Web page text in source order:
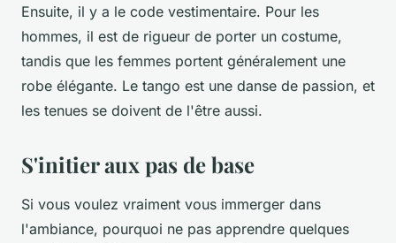
Ensuite, il y a le code vestimentaire. Pour les
hommes, il est de rigueur de porter un costume,
tandis que les femmes portent généralement une
robe élégante. Le tango est une danse de passion, et
les tenues se doivent de l'être aussi.
S'initier aux pas de base
Si vous voulez vraiment vous immerger dans
l'ambiance, pourquoi ne pas apprendre quelques